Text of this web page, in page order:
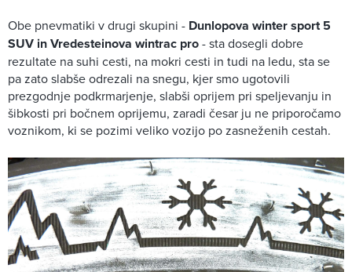
Obe pnevmatiki v drugi skupini - Dunlopova winter sport 5
SUV in Vredesteinova wintrac pro- sta dosegli dobre
rezultate na suhi cesti, na mokri cesti in tudi na ledu, sta se
pa zato slabše odrezali na snegu, kjer smo ugotovili
prezgodnje podkrmarjenje, slabši oprijem pri speljevanju in
šibkosti pri bočnem oprijemu, zaradi česar ju ne priporočamo
voznikom, ki se pozimi veliko vozijo po zasneženih cestah.